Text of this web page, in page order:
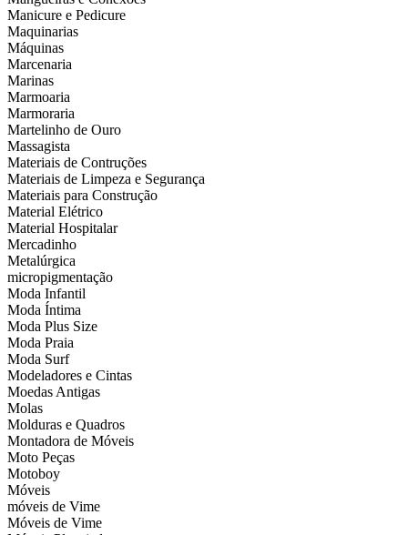
Manicure e Pedicure
Maquinarias
Máquinas
Marcenaria
Marinas
Marmoaria
Marmoraria
Martelinho de Ouro
Massagista
Materiais de Contruções
Materiais de Limpeza e Segurança
Materiais para Construção
Material Elétrico
Material Hospitalar
Mercadinho
Metalúrgica
micropigmentação
Moda Infantil
Moda Íntima
Moda Plus Size
Moda Praia
Moda Surf
Modeladores e Cintas
Moedas Antigas
Molas
Molduras e Quadros
Montadora de Móveis
Moto Peças
Motoboy
Móveis
móveis de Vime
Móveis de Vime